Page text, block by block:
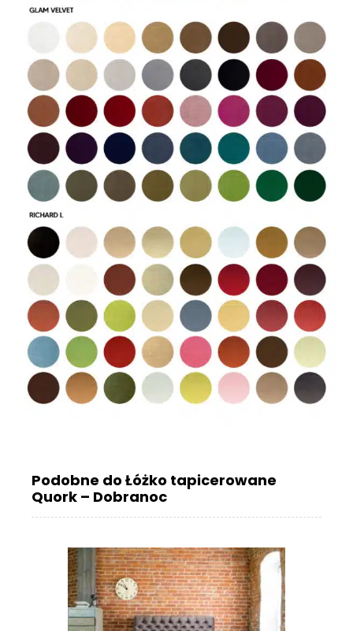
Podobne do Łóżko tapicerowane
Quork – Dobranoc